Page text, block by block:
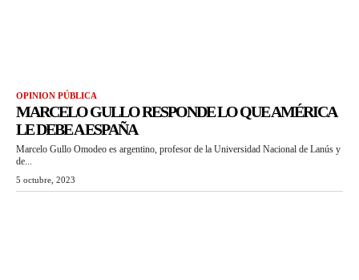
OPINION PÚBLICA
MARCELO GULLO RESPONDE LO QUE AMÉRICA
LE DEBE A ESPAÑA
Marcelo Gullo Omodeo es argentino, profesor de la Universidad Nacional de Lanús y
de...
5 octubre, 2023